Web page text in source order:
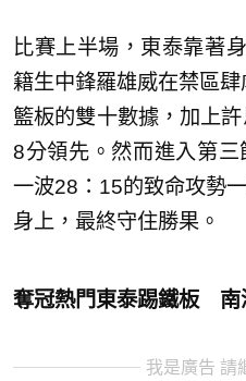
比賽上半場，東泰靠著
籍生中鋒羅雄威在禁區
籃板的雙十數據，加上
8分領先。然而進入第
一波28：15的致命攻勢
身上，最終守住勝果。
奪冠熱門東泰踢鐵板 南
我是廣告 請